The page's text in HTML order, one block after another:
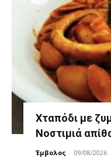
Χταπόδι με
Νοστιμιά
Έμβολος - 09/08/2026